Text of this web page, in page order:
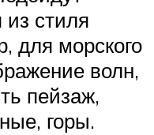
стиля
для морского
волн,
пейзаж,
горы.